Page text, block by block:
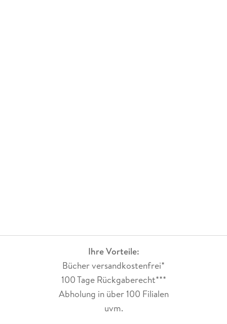
Ihre Vorteile:
Bücher versandkostenfrei*
100 Tage Rückgaberecht***
Abholung in über 100 Filialen
uvm.